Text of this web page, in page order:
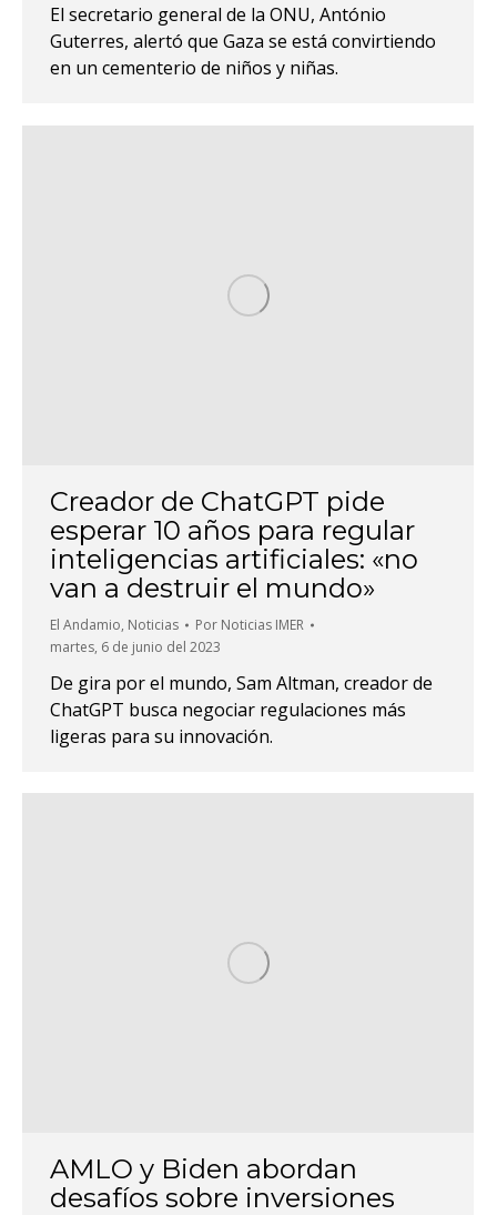
El secretario general de la ONU, António
Guterres, alertó que Gaza se está convirtiendo
en un cementerio de niños y niñas.
Creador de ChatGPT pide
esperar 10 años para regular
inteligencias artificiales: «no
van a destruir el mundo»
El Andamio, Noticias Por Noticias IMER
martes, 6 de junio del 2023
De gira por el mundo, Sam Altman, creador de
ChatGPT busca negociar regulaciones más
ligeras para su innovación.
AMLO y Biden abordan
desafíos sobre inversiones